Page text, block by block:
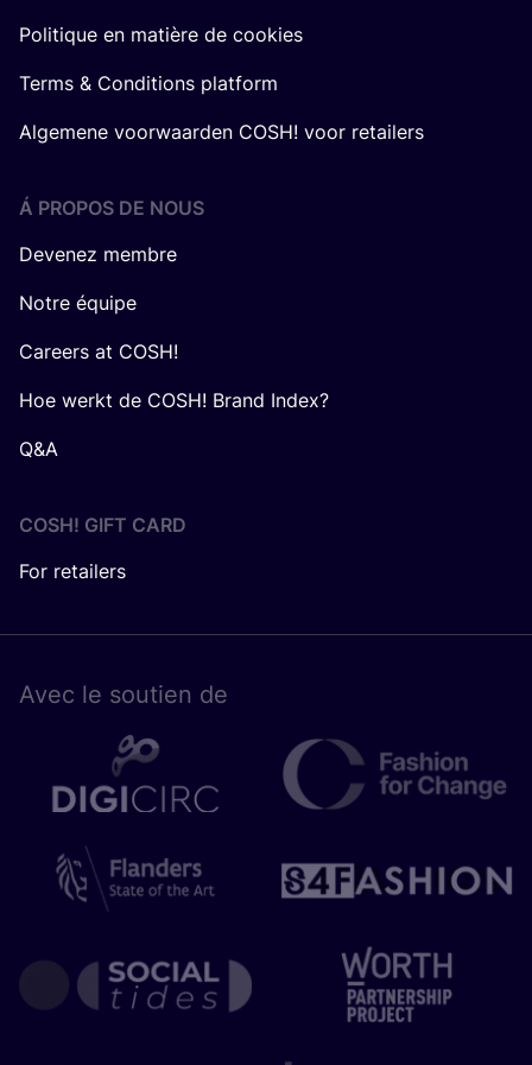
Politique en matière de cookies
Terms & Conditions platform
Algemene voorwaarden COSH! voor retailers
Á PROPOS DE NOUS
Devenez membre
Notre équipe
Careers at COSH!
Hoe werkt de COSH! Brand Index?
Q&A
COSH! GIFT CARD
For retailers
Avec le sou­tien de